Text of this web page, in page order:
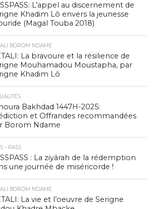
L’appel au discernement de
Khadim Lô envers la jeunesse
(Magal Touba 2018)
BOROM NDAME
La bravoure et la résilience de
Mouhamadou Moustapha, par
Khadim Lô
Bakhdad 1447H-2025:
et Offrandes recommandées
Borom Ndame
- PASS
: La ziyârah de la rédemption
une journée de miséricorde !
BOROM NDAME
La vie et l’oeuvre de Serigne